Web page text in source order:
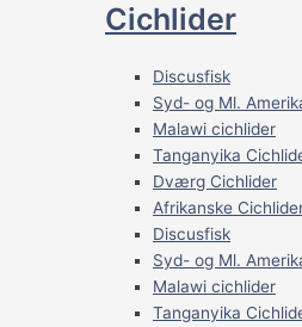
Cichlider
Discusfisk
Syd- og Ml.
Malawi cichlider
Tanganyika
Dværg Cichlider
Afrikanske
Discusfisk
Syd- og Ml.
Malawi cichlider
Tanganyika